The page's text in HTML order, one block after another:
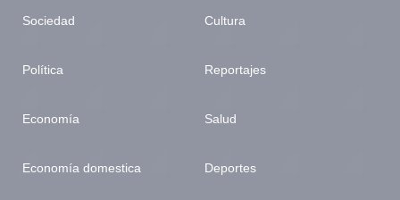
Sociedad
Política
Economía
Economía domestica
Cultura
Reportajes
Salud
Deportes